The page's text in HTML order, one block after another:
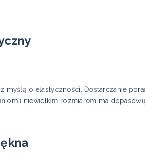
myślą o elastyczności. Dostarczanie
i niewielkim rozmiarom ma